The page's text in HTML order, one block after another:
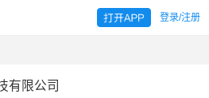
登录/注册
有限公司